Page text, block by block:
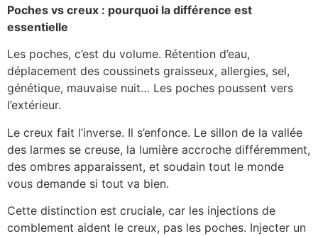
Poches vs creux : pourquoi la différence est
essentielle
Les poches, c’est du volume. Rétention d’eau,
déplacement des coussinets graisseux, allergies, sel,
génétique, mauvaise nuit… Les poches poussent vers
l’extérieur.
Le creux fait l’inverse. Il s’enfonce. Le sillon de la vallée
des larmes se creuse, la lumière accroche différemment,
des ombres apparaissent, et soudain tout le monde
vous demande si tout va bien.
Cette distinction est cruciale, car les injections de
comblement aident le creux, pas les poches. Injecter un